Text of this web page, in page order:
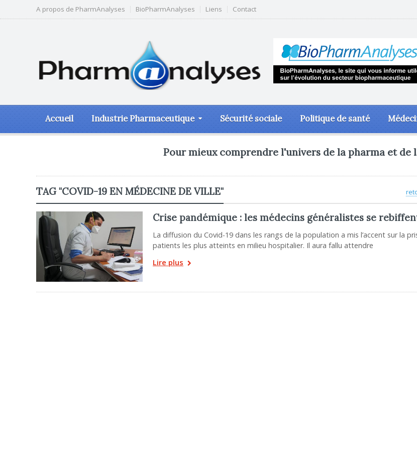
A propos de PharmAnalyses BioPharmAnalyses Liens Contact
Accueil Industrie Pharmaceutique Sécurité sociale Politique de santé
Pour mieux comprendre l'univers de la pharma et de
TAG "COVID-19 EN MÉDECINE DE VILLE"
Crise pandémique : les médecins généralistes se
La diffusion du Covid-19 dans les rangs de la population a mis l’accent sur la
patients les plus atteints en milieu hospitalier. Il aura fallu attendre
Lire plus